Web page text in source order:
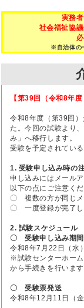
実務
社会福祉協
※自治体の
【第39回（令和8年
令和8年度（第39回
た。今回の試験より
み」へ移行します。
受験を予定されてい
1. 受験申し込み時の
申し込みにはメール
以下の点にご注意くだ
〇 複数の方が同じメ
〇 一度登録が完了し
2. 試験スケジュール
〇 受験申し込み期間
令和8年7月22日（水
※試験センターホーム
から手続きを行います
〇 受験票発送
令和8年12月11日（金